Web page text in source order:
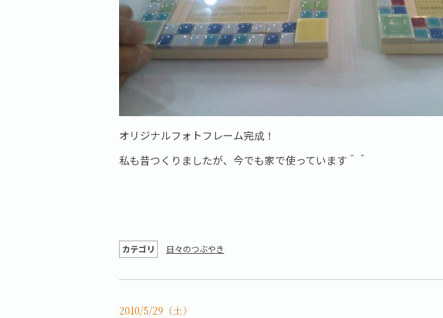
オリジナルフォトフレーム完成！
私も昔つくりましたが、今でも家で使っています＾＾
カテゴリ 日々のつぶやき
2010/5/29（土）